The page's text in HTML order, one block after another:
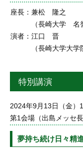
座長： 兼松 隆之
（長崎大学 名
演者： 江口 晋
（長崎大学大
特別講演
2024年9月13日（金
第1会場（出島メッセ
夢持ち続け日々精